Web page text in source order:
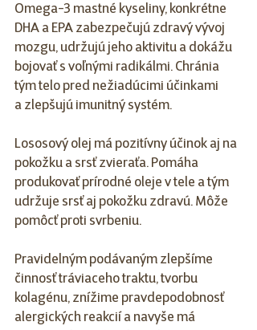
Omega-3 mastné kyseliny, konkrétne
DHA a EPA zabezpečujú zdravý vývoj
mozgu, udržujú jeho aktivitu a dokážu
bojovať s voľnými radikálmi. Chránia
tým telo pred nežiadúcimi účinkami
a zlepšujú imunitný systém.
Lososový olej má pozitívny účinok aj na
pokožku a srsť zvieraťa. Pomáha
produkovať prírodné oleje v tele a tým
udržuje srsť aj pokožku zdravú. Môže
pomôcť proti svrbeniu.
Pravidelným podávaným zlepšíme
činnosť tráviaceho traktu, tvorbu
kolagénu, znížime pravdepodobnosť
alergických reakcií a navyše má